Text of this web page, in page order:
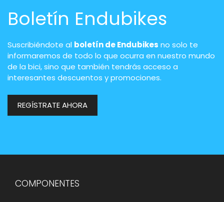
Boletín Endubikes
Suscribiéndote al boletín de Endubikes no solo te
informaremos de todo lo que ocurra en nuestro mundo
de la bici, sino que también tendrás acceso a
interesantes descuentos y promociones.
REGÍSTRATE AHORA
COMPONENTES